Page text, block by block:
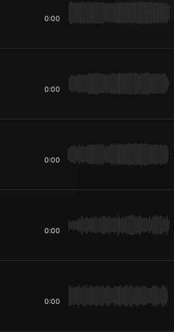
0:00
0:00
0:00
0:00
0:00